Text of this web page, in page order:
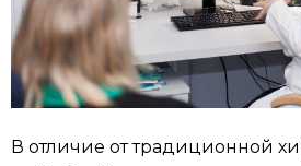
В отличие от традиционной